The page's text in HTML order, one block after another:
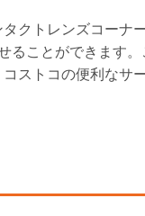
クトレンズコーナ
ることができます
ストコの便利なサ